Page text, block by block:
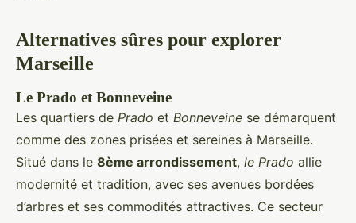
Alternatives sûres pour explorer
Marseille
Le Prado et Bonneveine
Les quartiers de Prado et Bonneveine se démarquent
comme des zones prisées et sereines à Marseille.
Situé dans le 8ème arrondissement, le Prado allie
modernité et tradition, avec ses avenues bordées
d’arbres et ses commodités attractives. Ce secteur